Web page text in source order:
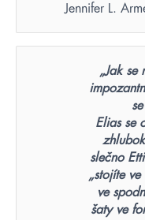
Jennifer L.
„Jak se
Elias se
slečno
„stojíte
ve
šaty ve